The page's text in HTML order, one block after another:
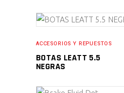
ACCESORIOS Y REPUESTOS
BOTAS LEATT 5.5
NEGRAS